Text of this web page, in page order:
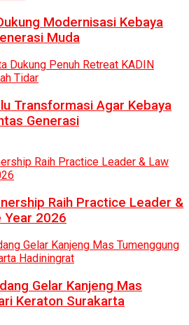
Modernisasi Kebaya
Muda
Transformasi Agar Kebaya
Generasi
Raih Practice Leader &
Year 2026
Gelar Kanjeng Mas
Keraton Surakarta